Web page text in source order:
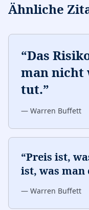
Ähnliche
“Das
man nicht
tut.”
— Warren Buffett
“Preis ist,
ist, was man
— Warren Buffett